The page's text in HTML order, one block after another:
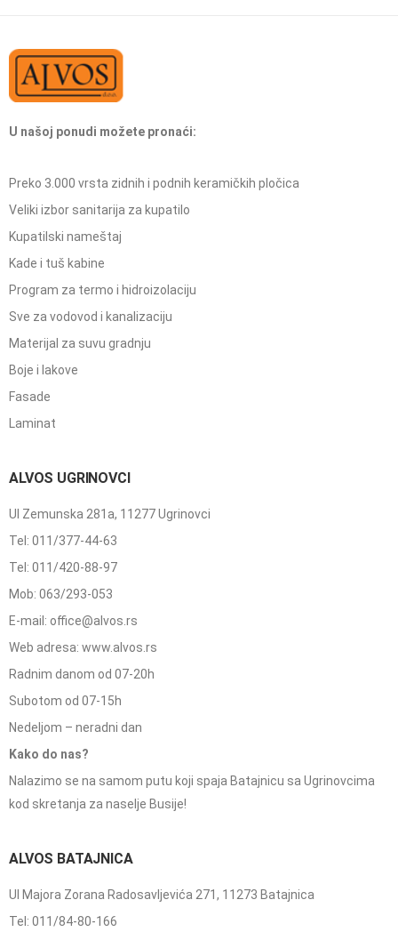
U našoj ponudi možete pronaći:
Preko 3.000 vrsta zidnih i podnih keramičkih pločica
Veliki izbor sanitarija za kupatilo
Kupatilski nameštaj
Kade i tuš kabine
Program za termo i hidroizolaciju
Sve za vodovod i kanalizaciju
Materijal za suvu gradnju
Boje i lakove
Fasade
Laminat
ALVOS UGRINOVCI
Ul Zemunska 281a, 11277 Ugrinovci
Tel: 011/377-44-63
Tel: 011/420-88-97
Mob: 063/293-053
E-mail: office@alvos.rs
Web adresa: www.alvos.rs
Radnim danom od 07-20h
Subotom od 07-15h
Nedeljom – neradni dan
Kako do nas?
Nalazimo se na samom putu koji spaja Batajnicu sa Ugrinovcima
kod skretanja za naselje Busije!
ALVOS BATAJNICA
Ul Majora Zorana Radosavljevića 271, 11273 Batajnica
Tel: 011/84-80-166